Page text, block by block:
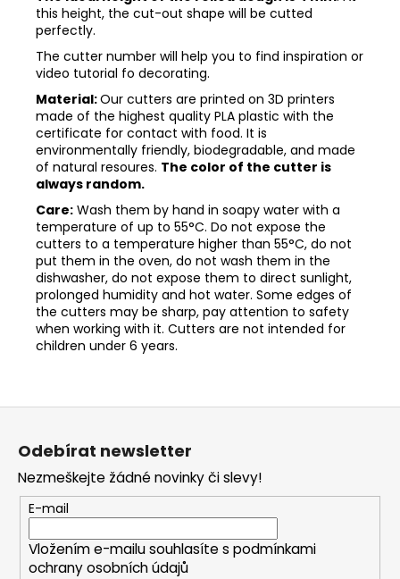
this height, the cut-out shape will be cutted
perfectly.
The cutter number will help you to find inspiration or
video tutorial fo decorating.
Material:Our cutters are printed on 3D printers
made of the highest quality PLA plastic with the
certificate for contact with food. It is
environmentally friendly, biodegradable, and made
of natural resoures. The color of the cutter is
always random.
Care: Wash them by hand in soapy water with a
temperature of up to 55°C. Do not expose the
cutters to a temperature higher than 55°C, do not
put them in the oven, do not wash them in the
dishwasher, do not expose them to direct sunlight,
prolonged humidity and hot water. Some edges of
the cutters may be sharp, pay attention to safety
when working with it. Cutters are not intended for
children under 6 years.
Z
Odebírat newsletter
Nezmeškejte žádné novinky či slevy!
E-mail
Vložením e-mailu souhlasíte s podmínkami
ochrany osobních údajů